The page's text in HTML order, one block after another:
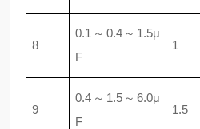
8
0.1～0.4～1.5μ
F
1
9
0.4～1.5～6.0μ
F
1.5